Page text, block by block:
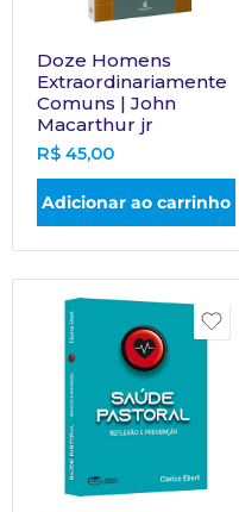
Doze Homens
Extraordinariamente
Comuns | John
Macarthur jr
R$ 45,00
Adicionar ao carrinho